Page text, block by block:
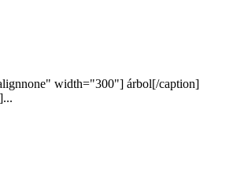
width="300"] árbol[/caption]